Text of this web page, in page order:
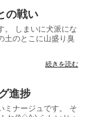
の戦い
。 しまいに犬派にな
土のとこに山盛り臭
続きを読む
進捗
ミナージュです。 そ